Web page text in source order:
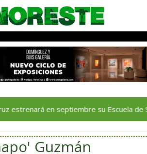
en septiembre su Escuela de Servicios
Guzmán